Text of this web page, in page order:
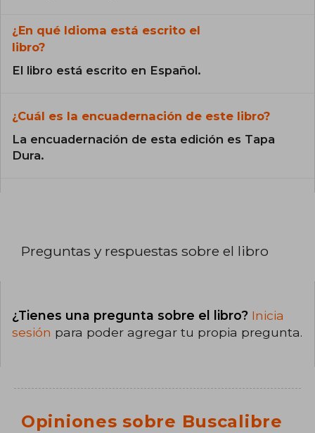
¿En qué Idioma está escrito el
libro?
El libro está escrito en Español.
¿Cuál es la encuadernación de este libro?
La encuadernación de esta edición es Tapa
Dura.
Preguntas y respuestas sobre el libro
¿Tienes una pregunta sobre el libro? Inicia
sesión para poder agregar tu propia pregunta.
Opiniones sobre Buscalibre